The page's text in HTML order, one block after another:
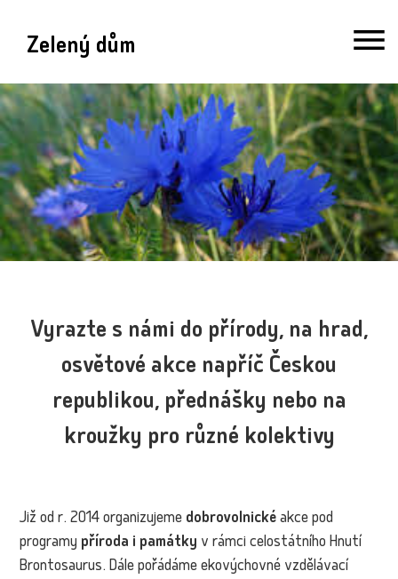
Zelený dům
Vyrazte s námi do přírody, na hrad,
osvětové akce napříč Českou
republikou, přednášky nebo na
kroužky pro různé kolektivy
Již od r. 2014 organizujeme dobrovolnickéakce pod
programy příroda i památky v rámci celostátního Hnutí
Brontosaurus. Dále pořádáme ekovýchovné vzdělávací